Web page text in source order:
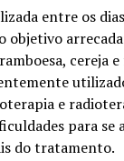
entre os
objetivo
cereja
e
para se
do tratamento.